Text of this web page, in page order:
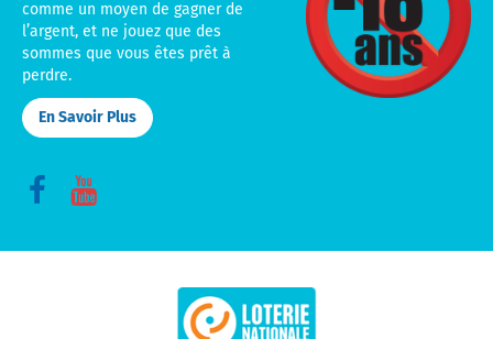
or
comme un moyen de gagner de
l’argent, et ne jouez que des
sommes que vous êtes prêt à
perdre.
En Savoir Plus
Connect
Connect